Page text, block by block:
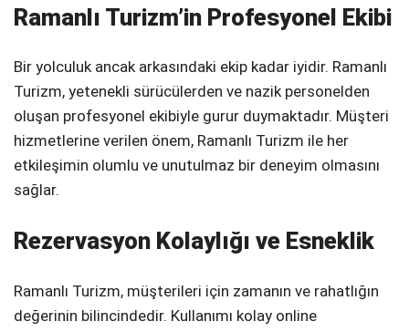
Ramanlı Turizm’in Profesyonel Ekibi
Bir yolculuk ancak arkasındaki ekip kadar iyidir. Ramanlı
Turizm, yetenekli sürücülerden ve nazik personelden
oluşan profesyonel ekibiyle gurur duymaktadır. Müşteri
hizmetlerine verilen önem, Ramanlı Turizm ile her
etkileşimin olumlu ve unutulmaz bir deneyim olmasını
sağlar.
Rezervasyon Kolaylığı ve Esneklik
Ramanlı Turizm, müşterileri için zamanın ve rahatlığın
değerinin bilincindedir. Kullanımı kolay online